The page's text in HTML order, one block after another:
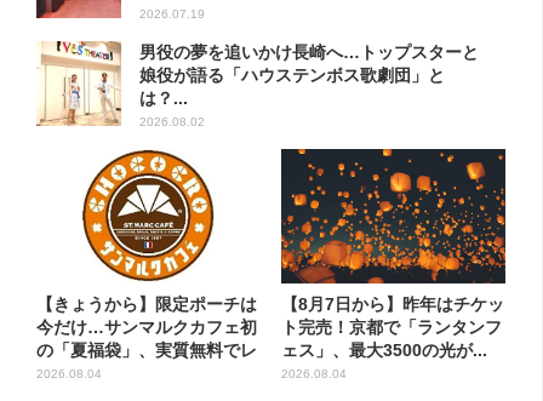
2026.07.19
男役の夢を追いかけ長崎へ…トップスターと
娘役が語る「ハウステンボス歌劇団」と
は？...
2026.08.02
【きょうから】限定ポーチは
今だけ…サンマルクカフェ初
の「夏福袋」、実質無料でレ
ア...
2026.08.04
【8月7日から】昨年はチケッ
ト完売！京都で「ランタンフ
ェス」、最大3500の光が...
2026.08.04